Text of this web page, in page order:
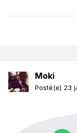
Moki
Posté(e) 23